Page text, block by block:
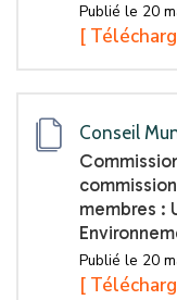
Publié le 20
[
Conseil
membres :
Publié le 20
[